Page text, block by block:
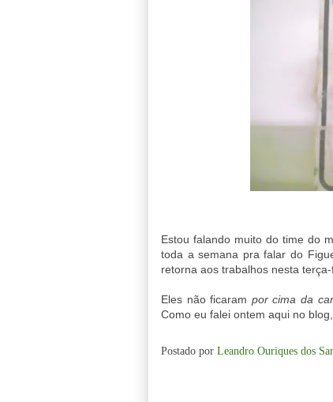
Estou falando muito do time do
toda a semana pra falar do
retorna aos trabalhos nesta terça-
Eles não ficaram por cima da
Como eu falei ontem aqui no
Postado por Leandro Ouriques dos